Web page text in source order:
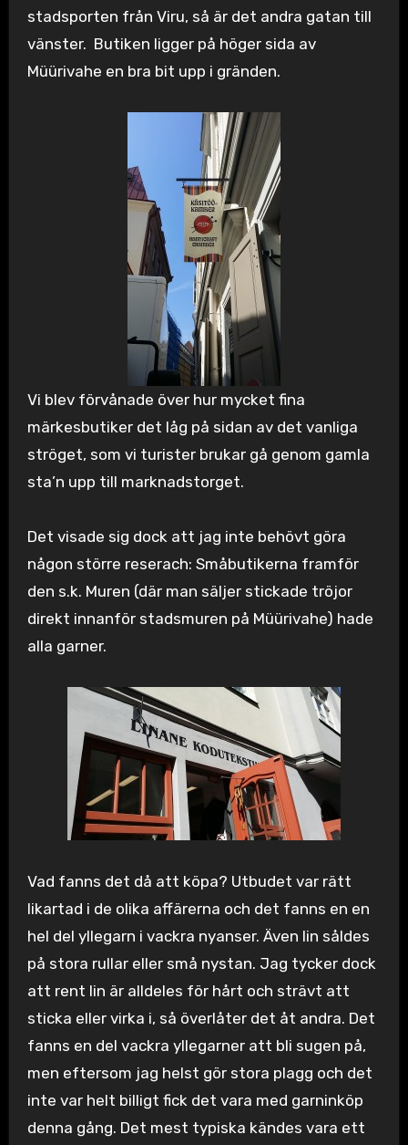
stadsporten från Viru, så är det andra gatan till
vänster. Butiken ligger på höger sida av
Müürivahe en bra bit upp i gränden.
Vi blev förvånade över hur mycket fina
märkesbutiker det låg på sidan av det vanliga
ströget, som vi turister brukar gå genom gamla
sta’n upp till marknadstorget.
Det visade sig dock att jag inte behövt göra
någon större reserach: Småbutikerna framför
den s.k. Muren (där man säljer stickade tröjor
direkt innanför stadsmuren på Müürivahe) hade
alla garner.
Vad fanns det då att köpa? Utbudet var rätt
likartad i de olika affärerna och det fanns en en
hel del yllegarn i vackra nyanser. Även lin såldes
på stora rullar eller små nystan. Jag tycker dock
att rent lin är alldeles för hårt och strävt att
sticka eller virka i, så överlåter det åt andra. Det
fanns en del vackra yllegarner att bli sugen på,
men eftersom jag helst gör stora plagg och det
inte var helt billigt fick det vara med garninköp
denna gång. Det mest typiska kändes vara ett